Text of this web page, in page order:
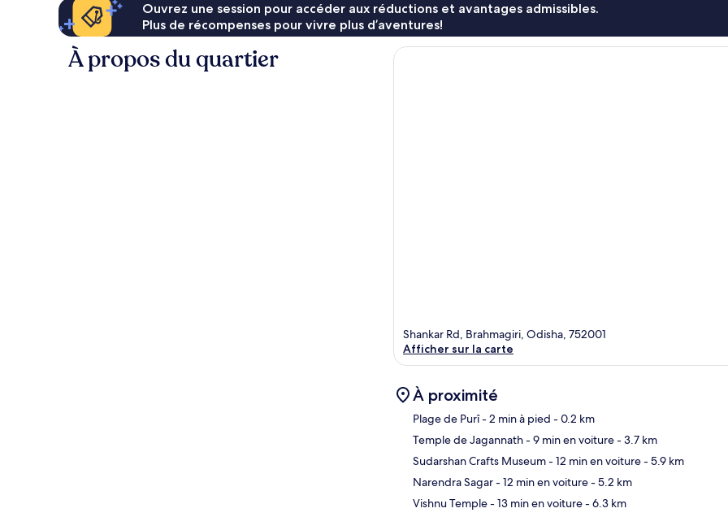
Ouvrez une session pour accéder aux réductions et avantages admissibles.
Plus de récompenses pour vivre plus d’aventures!
À propos du quartier
Shankar Rd, Brahmagiri, Odisha, 752001
Afficher sur la carte
À proximité
Plage de Purî- 2 min à pied - 0.2 km
Temple de Jagannath- 9 min en voiture- 3.7 km
Sudarshan Crafts Museum- 12 min en voiture- 5.9 km
Narendra Sagar- 12 min en voiture- 5.2 km
Vishnu Temple- 13 min en voiture- 6.3 km